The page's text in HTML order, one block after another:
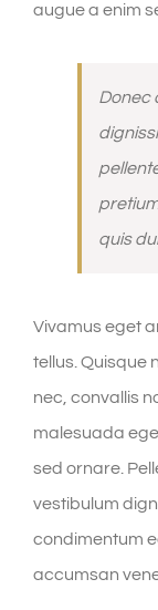
augue a enim
Donec
quis dui
Vivamus eget
tellus. Quisque
nec, convallis
malesuada
sed ornare.
vestibulum
condimentum
accumsan